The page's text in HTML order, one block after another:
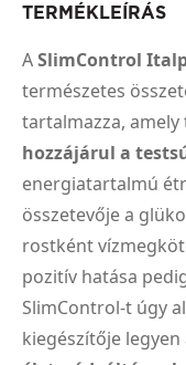
TERMÉKLEÍRÁS
ASlimControl
természetes
tartalmazza,
hozzájárul a
energiatartalmú
összetevője a
rostként
pozitív hatása
SlimControl-t úgy
kiegészítője